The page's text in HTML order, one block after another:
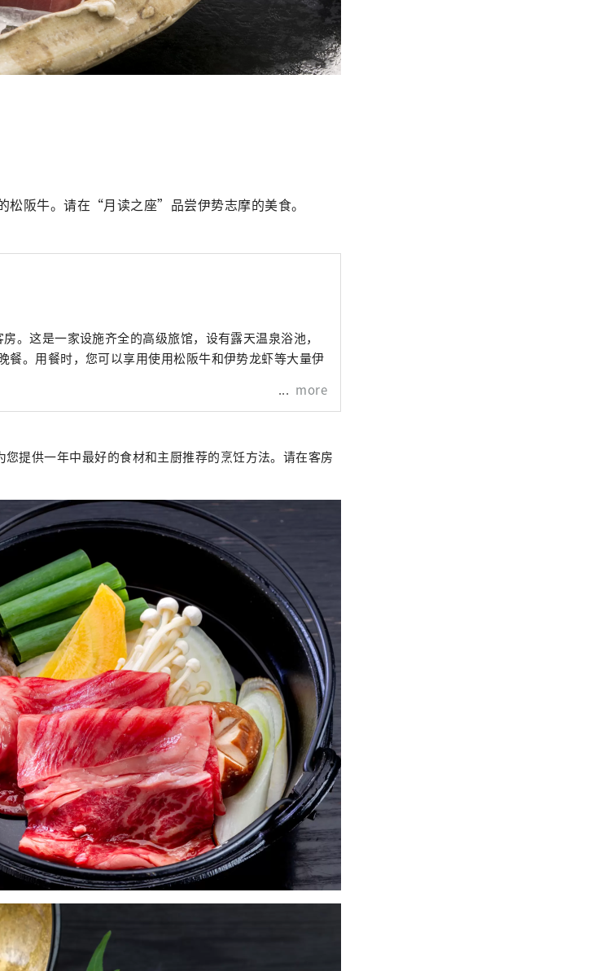
松阪牛。请在“月读之座”品尝伊势志摩的美食。
。这是一家设施齐全的高级旅馆，设有露天温泉浴池，
餐。用餐时，您可以享用使用松阪牛和伊势龙虾等大量伊
more
提供一年中最好的食材和主厨推荐的烹饪方法。请在客房